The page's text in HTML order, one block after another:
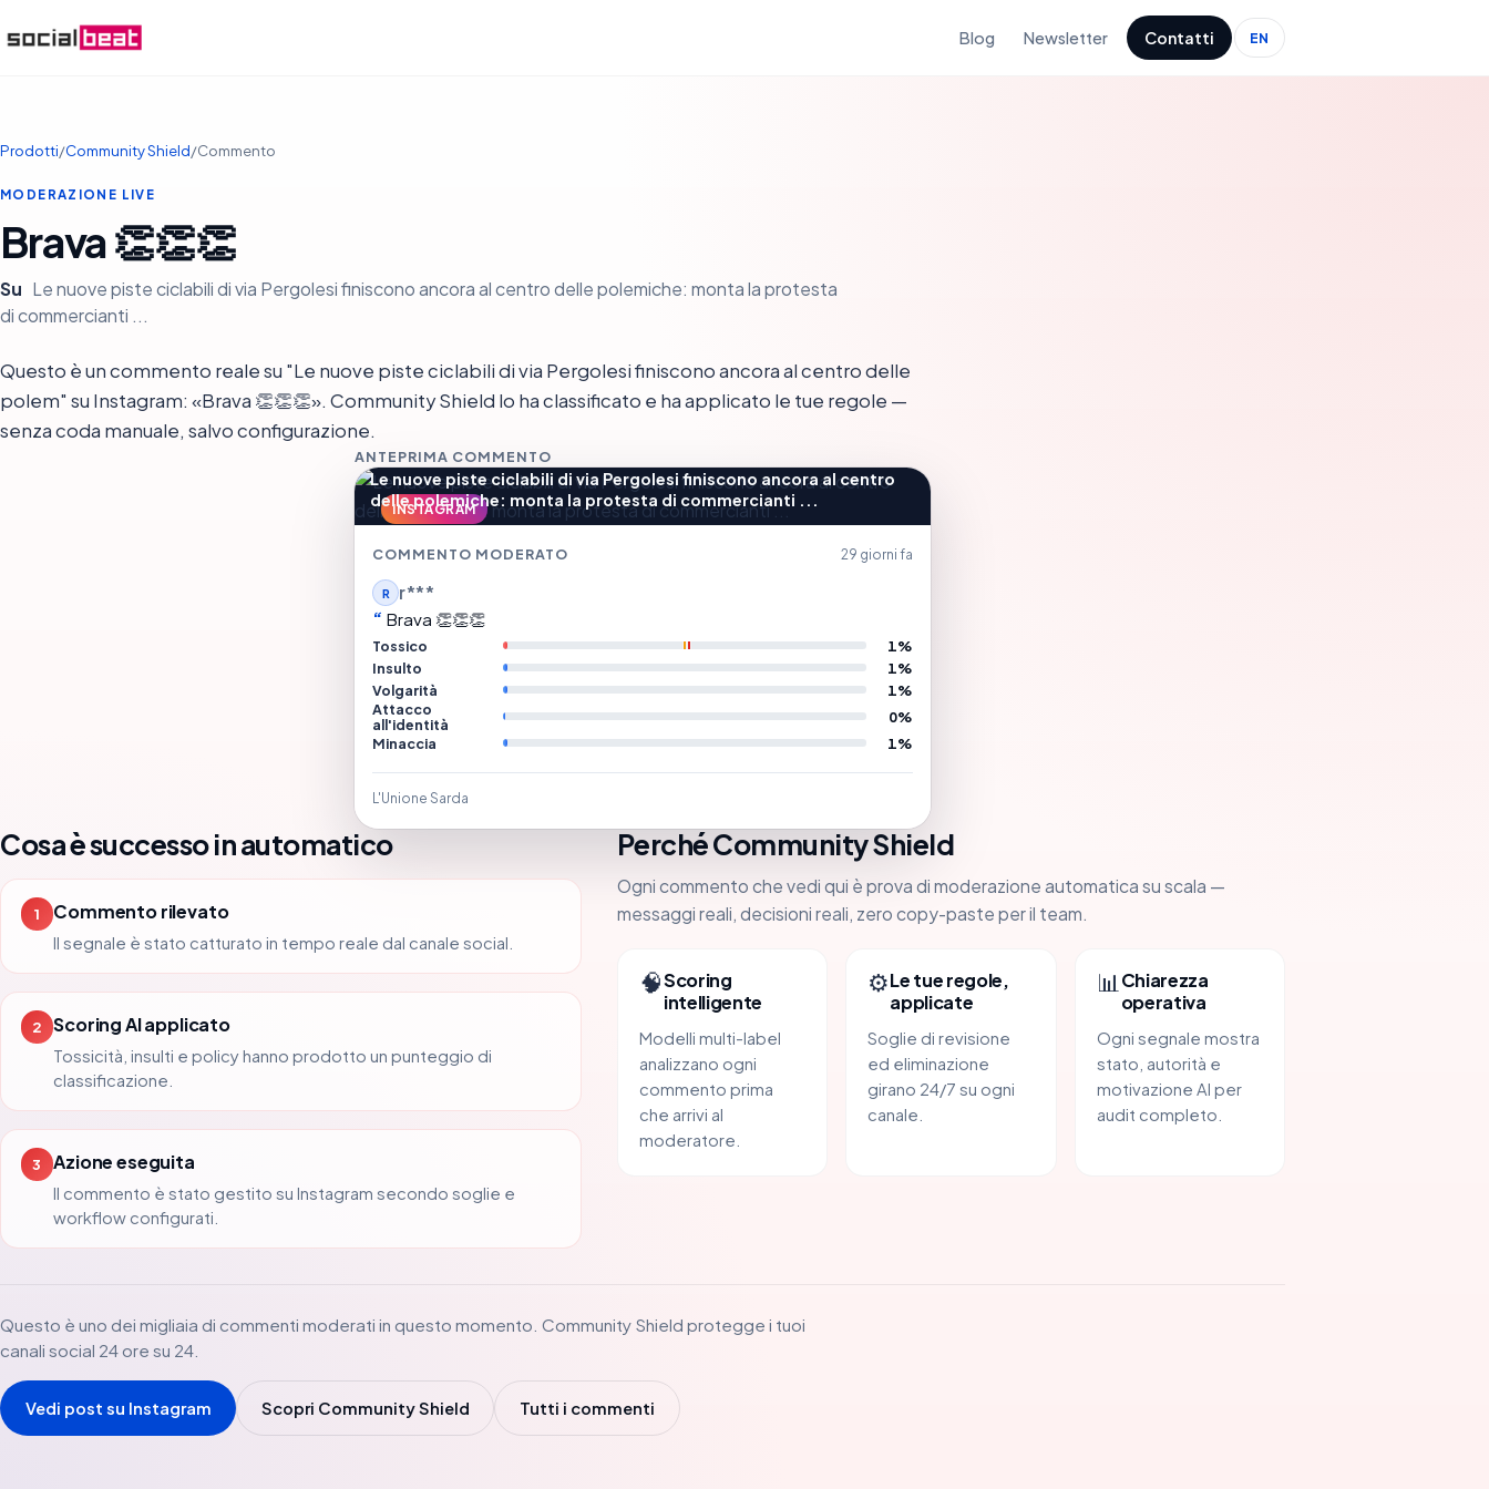
Blog Newsletter Contatti EN
Prodotti/Community Shield/Commento
MODERAZIONE LIVE
Brava 👏👏👏
Su Le nuove piste ciclabili di via Pergolesi finiscono ancora al centro delle polemiche: monta la protesta
di commercianti ...
Questo è un commento reale su "Le nuove piste ciclabili di via Pergolesi finiscono ancora al centro delle
polem" su Instagram: «Brava 👏👏👏». Community Shield lo ha classificato e ha applicato le tue regole —
senza coda manuale, salvo configurazione.
ANTEPRIMA COMMENTO
INSTAGRAM
Le nuove piste ciclabili di via Pergolesi finiscono ancora al centro
delle polemiche: monta la protesta di commercianti ...
COMMENTO MODERATO 29 giorni fa
R r***
Brava 👏👏👏
Tossico
1%
Insulto
1%
Volgarità
1%
Attacco
all'identità
0%
Minaccia
1%
L'Unione Sarda
Cosa è successo in automatico
1 Commento rilevato
Il segnale è stato catturato in tempo reale dal canale social.
2 Scoring AI applicato
Tossicità, insulti e policy hanno prodotto un punteggio di
classificazione.
3 Azione eseguita
Il commento è stato gestito su Instagram secondo soglie e
workflow configurati.
Perché Community Shield
Ogni commento che vedi qui è prova di moderazione automatica su scala —
messaggi reali, decisioni reali, zero copy-paste per il team.
🧠Scoring
intelligente
Modelli multi-label
analizzano ogni
commento prima
che arrivi al
moderatore.
⚙️Le tue regole,
applicate
Soglie di revisione
ed eliminazione
girano 24/7 su ogni
canale.
📊 Chiarezza
operativa
Ogni segnale mostra
stato, autorità e
motivazione AI per
audit completo.
Questo è uno dei migliaia di commenti moderati in questo momento. Community Shield protegge i tuoi
canali social 24 ore su 24.
Vedi post su Instagram Scopri Community Shield Tutti i commenti